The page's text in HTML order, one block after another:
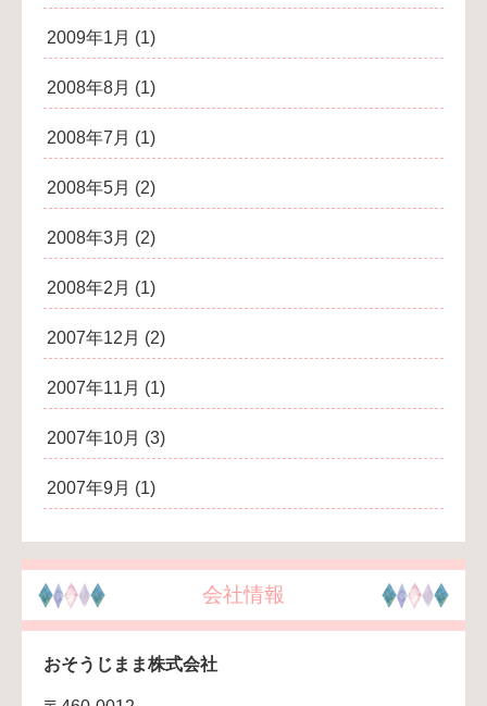
2009年1月 (1)
2008年8月 (1)
2008年7月 (1)
2008年5月 (2)
2008年3月 (2)
2008年2月 (1)
2007年12月 (2)
2007年11月 (1)
2007年10月 (3)
2007年9月 (1)
会社情報
おそうじまま株式会社